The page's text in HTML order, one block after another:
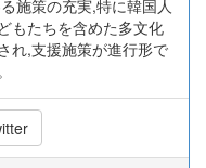
施策の充実,特に韓国人
もたちを含めた多文化
れ,支援施策が進行形で